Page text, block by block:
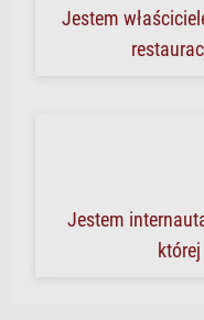
Jestem
Jestem